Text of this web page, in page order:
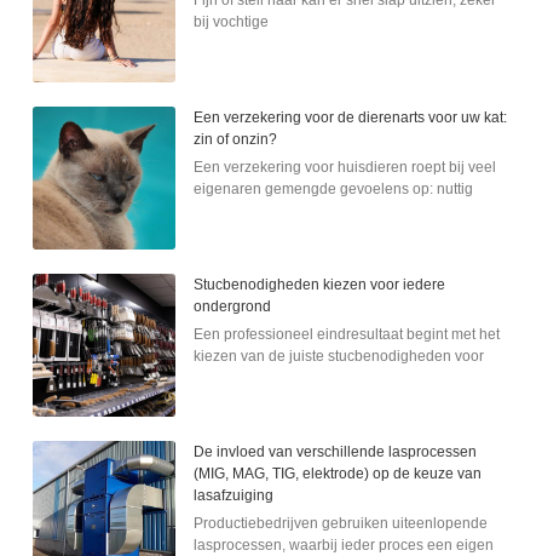
bij vochtige
Een verzekering voor de dierenarts voor uw kat:
zin of onzin?
Een verzekering voor huisdieren roept bij veel
eigenaren gemengde gevoelens op: nuttig
Stucbenodigheden kiezen voor iedere
ondergrond
Een professioneel eindresultaat begint met het
kiezen van de juiste stucbenodigheden voor
De invloed van verschillende lasprocessen
(MIG, MAG, TIG, elektrode) op de keuze van
lasafzuiging
Productiebedrijven gebruiken uiteenlopende
lasprocessen, waarbij ieder proces een eigen